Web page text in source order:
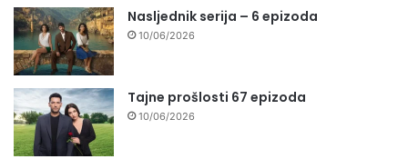
Nasljednik serija – 6 epizoda
10/06/2026
Tajne prošlosti 67 epizoda
10/06/2026